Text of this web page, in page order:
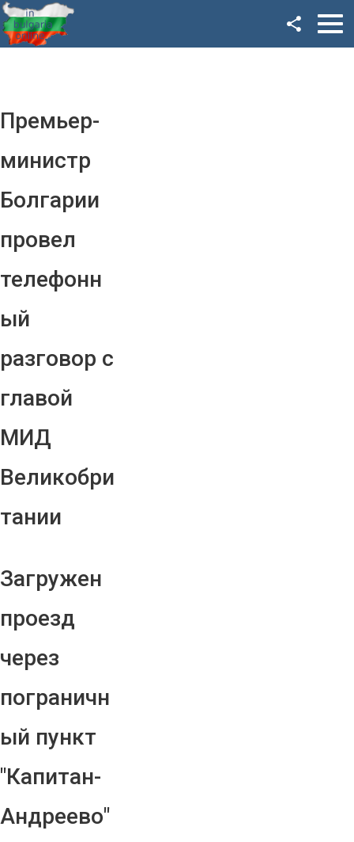
Премьер-
министр
Болгарии
провел
телефонн
ый
разговор с
главой
МИД
Великобри
тании
Загружен
проезд
через
пограничн
ый пункт
"Капитан-
Андреево"